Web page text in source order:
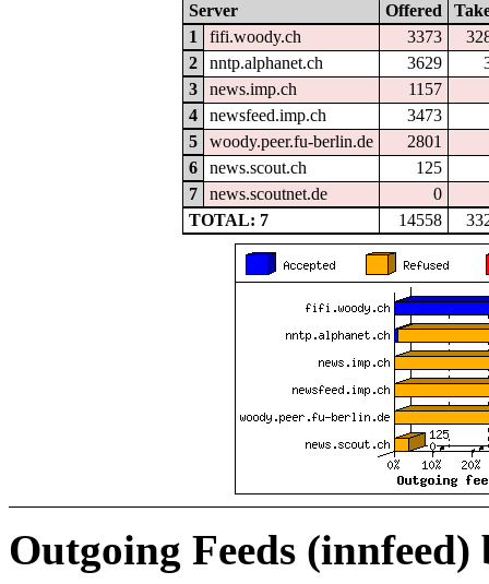
Server Offered
1
fifi.woody.ch 3373
2
nntp.alphanet.ch 3629
3
news.imp.ch
1157
4
newsfeed.imp.ch
3473
5
woody.peer.fu-berlin.de
2801
6
news.scout.ch
125
7
news.scoutnet.de
0
TOTAL: 7
14558
Outgoing Feeds (innfeed)